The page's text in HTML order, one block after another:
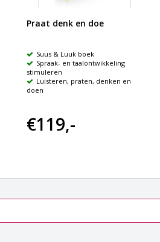
Praat denk en doe
Suus & Luuk boek
Spraak- en taalontwikkeling
stimuleren
Luisteren, praten, denken en
doen
€119,-